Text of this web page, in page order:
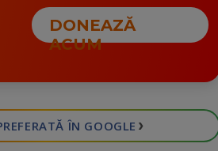
DONEAZĂ
ACUM
ÎN GOOGLE ›